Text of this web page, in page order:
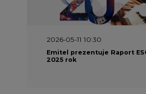
2026-05-11 10:30
Emitel prezentuje Raport
2025 rok